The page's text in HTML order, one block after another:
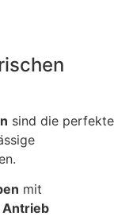
sind die perfekte
mit
Antrieb